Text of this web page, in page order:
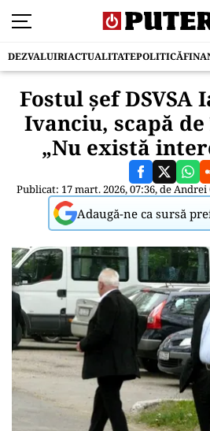
DEZVALUIRIACTUALITATEPOLITICĂ
Fostul șef DSVSA
Ivanciu, scapă
„Nu există
Publicat: 17 mart. 2026, 07:36, deAndrei
Adaugă-ne ca sursă